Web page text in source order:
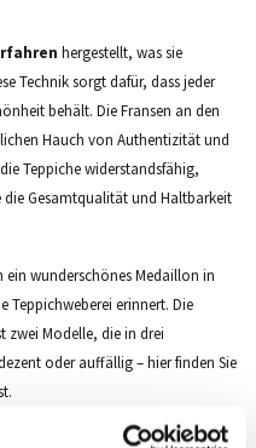
hergestellt, was sie
Technik sorgt dafür, dass jeder
behält. Die Fransen an den
Hauch von Authentizität und
Teppiche widerstandsfähig,
die Gesamtqualität und Haltbarkeit
ein wunderschönes Medaillon in
Teppichweberei erinnert. Die
zwei Modelle, die in drei
oder auffällig – hier finden Sie
der Darius-Kollektion und